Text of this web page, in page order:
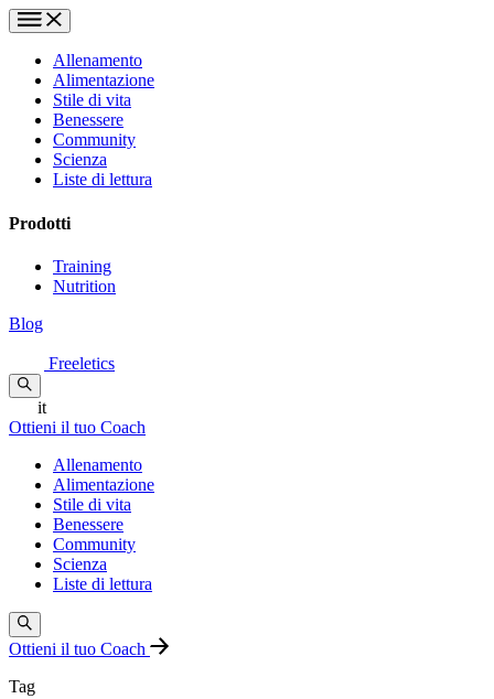
Allenamento
Alimentazione
Stile di vita
Benessere
Community
Scienza
Liste di lettura
Prodotti
Training
Nutrition
Blog
Freeletics
it
Ottieni il tuo Coach
Allenamento
Alimentazione
Stile di vita
Benessere
Community
Scienza
Liste di lettura
Ottieni il tuo Coach
Tag